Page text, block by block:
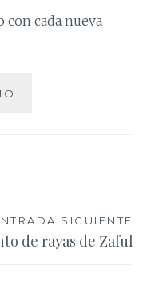
cada nueva
SIGUIENTE
de rayas de Zaful